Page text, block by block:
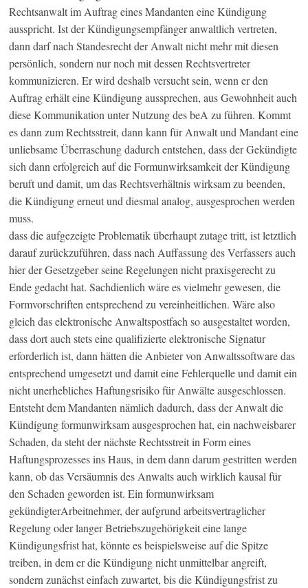
Rechtsanwalt im Auftrag eines Mandanten eine Kündigung
ausspricht. Ist der Kündigungsempfänger anwaltlich vertreten,
dann darf nach Standesrecht der Anwalt nicht mehr mit diesen
persönlich, sondern nur noch mit dessen Rechtsvertreter
kommunizieren. Er wird deshalb versucht sein, wenn er den
Auftrag erhält eine Kündigung aussprechen, aus Gewohnheit auch
diese Kommunikation unter Nutzung des beA zu führen. Kommt
es dann zum Rechtsstreit, dann kann für Anwalt und Mandant eine
unliebsame Überraschung dadurch entstehen, dass der Gekündigte
sich dann erfolgreich auf die Formunwirksamkeit der Kündigung
beruft und damit, um das Rechtsverhältnis wirksam zu beenden,
die Kündigung erneut und diesmal analog, ausgesprochen werden
muss.
dass die aufgezeigte Problematik überhaupt zutage tritt, ist letztlich
darauf zurückzuführen, dass nach Auffassung des Verfassers auch
hier der Gesetzgeber seine Regelungen nicht praxisgerecht zu
Ende gedacht hat. Sachdienlich wäre es vielmehr gewesen, die
Formvorschriften entsprechend zu vereinheitlichen. Wäre also
gleich das elektronische Anwaltspostfach so ausgestaltet worden,
dass dort auch stets eine qualifizierte elektronische Signatur
erforderlich ist, dann hätten die Anbieter von Anwaltssoftware das
entsprechend umgesetzt und damit eine Fehlerquelle und damit ein
nicht unerhebliches Haftungsrisiko für Anwälte ausgeschlossen.
Entsteht dem Mandanten nämlich dadurch, dass der Anwalt die
Kündigung formunwirksam ausgesprochen hat, ein nachweisbarer
Schaden, da steht der nächste Rechtsstreit in Form eines
Haftungsprozesses ins Haus, in dem dann darum gestritten werden
kann, ob das Versäumnis des Anwalts auch wirklich kausal für
den Schaden geworden ist. Ein formunwirksam
gekündigterArbeitnehmer, der aufgrund arbeitsvertraglicher
Regelung oder langer Betriebszugehörigkeit eine lange
Kündigungsfrist hat, könnte es beispielsweise auf die Spitze
treiben, in dem er die Kündigung nicht unmittelbar angreift,
sondern zunächst einfach zuwartet, bis die Kündigungsfrist zu